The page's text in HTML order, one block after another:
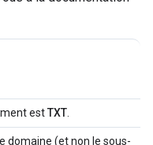
estTXT.
domaine (et non le sous-